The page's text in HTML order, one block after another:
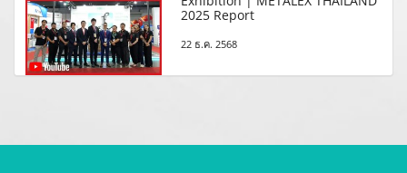
2025 Report
22 ธ.ค. 2568